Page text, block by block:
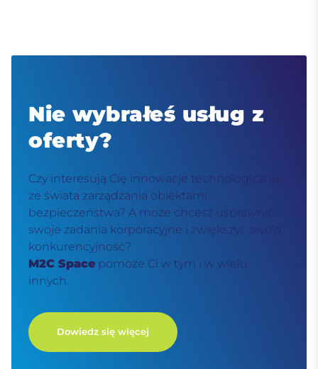
Nie wybrałeś usług z
oferty?
Czy interesują Cię innowacje technologiczne
ze świata zarządzania obiektami
bezpieczeństwa? A może chcesz usprawnić
swoje zadania korporacyjne i zwiększyć swoją
konkurencyjność?
M2C Space pomoże Ci w tym i w wielu
innych.
Dowiedz się więcej